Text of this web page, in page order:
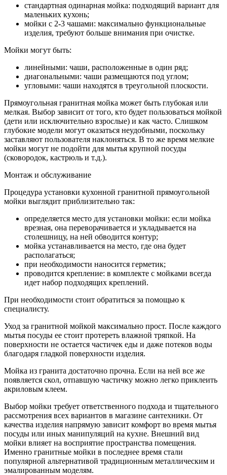
стандартная одинарная мойка: подходящий вариант для
маленьких кухонь;
мойки с 2-3 чашами: максимально функциональные
изделия, требуют больше внимания при очистке.
Мойки могут быть:
линейными: чаши, расположенные в один ряд;
диагональными: чаши размещаются под углом;
угловыми: чаши находятся в треугольной плоскости.
Прямоугольная гранитная мойка может быть глубокая или
мелкая. Выбор зависит от того, кто будет пользоваться мойкой
(дети или исключительно взрослые) и как часто. Слишком
глубокие модели могут оказаться неудобными, поскольку
заставляют пользователя наклоняться. В то же время мелкие
мойки могут не подойти для мытья крупной посуды
(сковородок, кастрюль и т.д.).
Монтаж и обслуживание
Процедура установки кухонной гранитной прямоугольной
мойки выглядит приблизительно так:
определяется место для установки мойки: если мойка
врезная, она переворачивается и укладывается на
столешницу, на ней обводится контур;
мойка устанавливается на место, где она будет
располагаться;
при необходимости наносится герметик;
проводится крепление: в комплекте с мойками всегда
идет набор подходящих креплений.
При необходимости стоит обратиться за помощью к
специалисту.
Уход за гранитной мойкой максимально прост. После каждого
мытья посуды ее стоит протереть влажной тряпкой. На
поверхности не остается частичек еды и даже потеков воды
благодаря гладкой поверхности изделия.
Мойка из гранита достаточно прочна. Если на ней все же
появляется скол, отпавшую частичку можно легко приклеить
акриловым клеем.
Выбор мойки требует ответственного подхода и тщательного
рассмотрения всех вариантов в магазине сантехники. От
качества изделия напрямую зависит комфорт во время мытья
посуды или иных манипуляций на кухне. Внешний вид
мойки влияет на восприятие пространства помещения.
Именно гранитные мойки в последнее время стали
популярной альтернативой традиционным металлическим и
эмалированным моделям.